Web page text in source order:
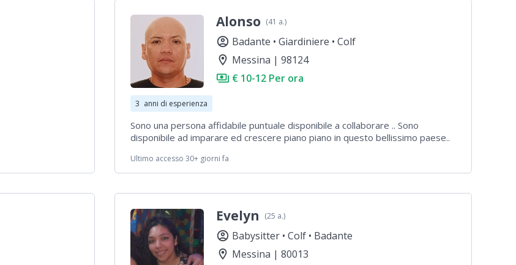
Alonso (41 a.)
account_circle Badante • Giardiniere • Colf
location_on Messina | 98124
payments € 10-12 Per ora
3 anni di esperienza
Sono una persona affidabile puntuale disponibile a collaborare .. Sono
disponibile ad imparare ed crescere piano piano in questo bellissimo paese..
Ultimo accesso 30+ giorni fa
Evelyn (25 a.)
account_circle Babysitter • Colf • Badante
location_on Messina | 80013